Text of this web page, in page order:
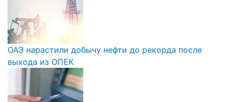
ОАЭ нарастили добычу нефти до рекорда после
выхода из ОПЕК